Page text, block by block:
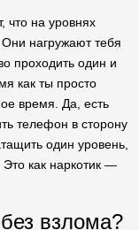
что на уровнях
нагружают тебя
проходить один и
как ты просто
время. Да, есть
телефон в сторону
один уровень,
как наркотик —
взлома?